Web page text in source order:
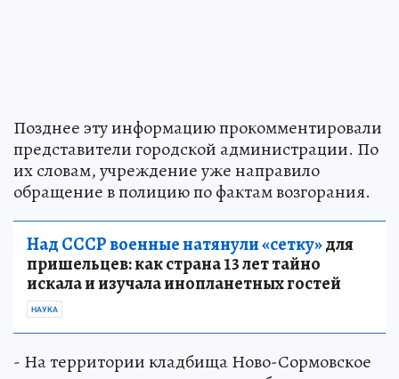
Позднее эту информацию прокомментировали
представители городской администрации. По
их словам, учреждение уже направило
обращение в полицию по фактам возгорания.
Над СССР военные натянули «сетку»для
пришельцев: как страна 13 лет тайно
искала и изучала инопланетных гостей
НАУКА
- На территории кладбища Ново-Сормовское